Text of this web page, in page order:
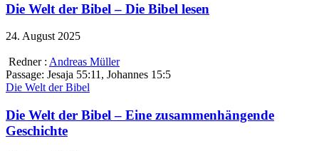
Die Welt der Bibel – Die Bibel lesen
24. August 2025
Redner : Andreas Müller
Passage: Jesaja 55:11, Johannes 15:5
Die Welt der Bibel
Die Welt der Bibel – Eine zusammenhängende
Geschichte